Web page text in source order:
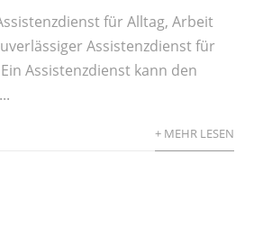
für Alltag, Arbeit
Assistenzdienst für
Assistenzdienst kann den
+ MEHR LESEN